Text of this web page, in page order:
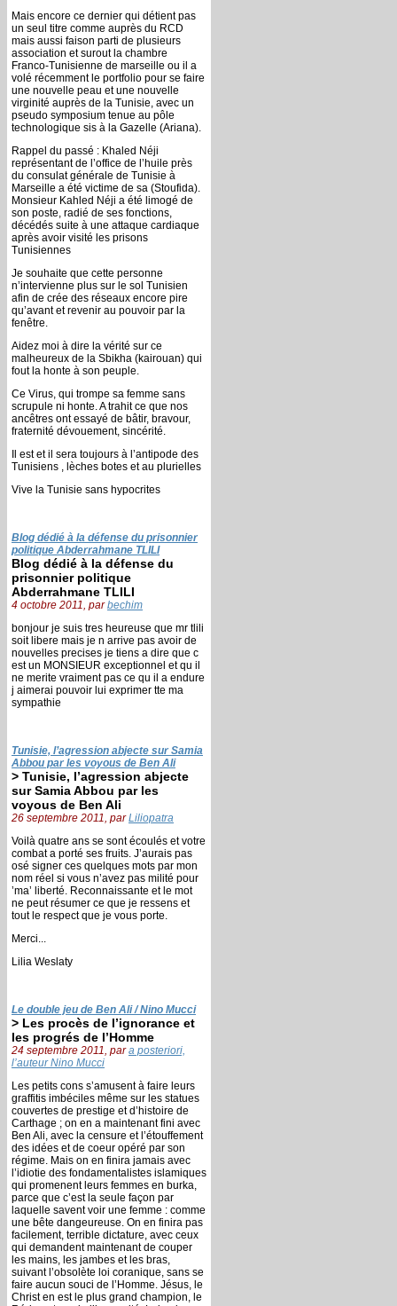
Mais encore ce dernier qui détient pas
un seul titre comme auprès du RCD
mais aussi faison parti de plusieurs
association et surout la chambre
Franco-Tunisienne de marseille ou il a
volé récemment le portfolio pour se faire
une nouvelle peau et une nouvelle
virginité auprès de la Tunisie, avec un
pseudo symposium tenue au pôle
technologique sis à la Gazelle (Ariana).
Rappel du passé : Khaled Néji
représentant de l’office de l’huile près
du consulat générale de Tunisie à
Marseille a été victime de sa (Stoufida).
Monsieur Kahled Néji a été limogé de
son poste, radié de ses fonctions,
décédés suite à une attaque cardiaque
après avoir visité les prisons
Tunisiennes
Je souhaite que cette personne
n’intervienne plus sur le sol Tunisien
afin de crée des réseaux encore pire
qu’avant et revenir au pouvoir par la
fenêtre.
Aidez moi à dire la vérité sur ce
malheureux de la Sbikha (kairouan) qui
fout la honte à son peuple.
Ce Virus, qui trompe sa femme sans
scrupule ni honte. A trahit ce que nos
ancêtres ont essayé de bâtir, bravour,
fraternité dévouement, sincérité.
Il est et il sera toujours à l’antipode des
Tunisiens , lèches botes et au plurielles
Vive la Tunisie sans hypocrites
Blog dédié à la défense du prisonnier
politique Abderrahmane TLILI
Blog dédié à la défense du
prisonnier politique
Abderrahmane TLILI
4 octobre 2011, parbechim
bonjour je suis tres heureuse que mr tlili
soit libere mais je n arrive pas avoir de
nouvelles precises je tiens a dire que c
est un MONSIEUR exceptionnel et qu il
ne merite vraiment pas ce qu il a endure
j aimerai pouvoir lui exprimer tte ma
sympathie
Tunisie, l’agression abjecte sur Samia
Abbou par les voyous de Ben Ali
> Tunisie, l’agression abjecte
sur Samia Abbou par les
voyous de Ben Ali
26 septembre 2011, parLiliopatra
Voilà quatre ans se sont écoulés et votre
combat a porté ses fruits. J’aurais pas
osé signer ces quelques mots par mon
nom réel si vous n’avez pas milité pour
’ma’ liberté. Reconnaissante et le mot
ne peut résumer ce que je ressens et
tout le respect que je vous porte.
Merci...
Lilia Weslaty
Le double jeu de Ben Ali / Nino Mucci
> Les procès de l’ignorance et
les progrés de l’Homme
24 septembre 2011, para posteriori,
l’auteur Nino Mucci
Les petits cons s’amusent à faire leurs
graffitis imbéciles même sur les statues
couvertes de prestige et d’histoire de
Carthage ; on en a maintenant fini avec
Ben Ali, avec la censure et l’étouffement
des idées et de coeur opéré par son
régime. Mais on en finira jamais avec
l’idiotie des fondamentalistes islamiques
qui promenent leurs femmes en burka,
parce que c’est la seule façon par
laquelle savent voir une femme : comme
une bête dangeureuse. On en finira pas
facilement, terrible dictature, avec ceux
qui demandent maintenant de couper
les mains, les jambes et les bras,
suivant l’obsolète loi coranique, sans se
faire aucun souci de l’Homme. Jésus, le
Christ en est le plus grand champion, le